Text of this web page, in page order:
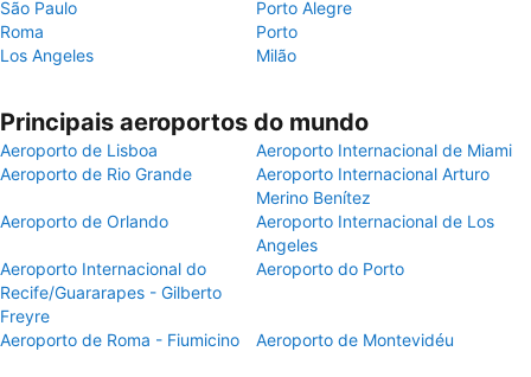
São Paulo
Porto Alegre
Roma
Porto
Los Angeles
Milão
Principais aeroportos do mundo
Aeroporto de Lisboa
Aeroporto Internacional de Miami
Aeroporto de Rio Grande
Aeroporto Internacional Arturo
Merino Benítez
Aeroporto de Orlando
Aeroporto Internacional de Los
Angeles
Aeroporto Internacional do
Recife/Guararapes - Gilberto
Freyre
Aeroporto do Porto
Aeroporto de Roma - Fiumicino Aeroporto de Montevidéu